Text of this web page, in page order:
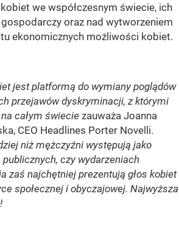
we współczesnym świecie, ich
oraz nad wytworzeniem
ekonomicznych możliwości kobiet.
jest platformą do wymiany poglądów
przejawów dyskryminacji, z którymi
całym świecie zauważa Joanna
CEO Headlines Porter Novelli.
niż mężczyźni występują jako
czy wydarzeniach
zaś najchętniej prezentują głos kobiet
społecznej i obyczajowej. Najwyższa